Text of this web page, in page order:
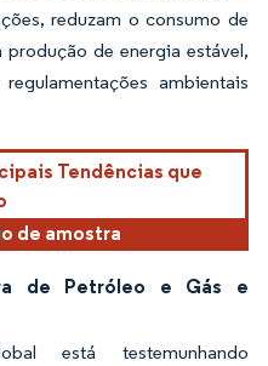
reduzam o consumo de
de energia estável,
ambientais
Tendências que
de amostra
de Petróleo e Gás e
está testemunhando